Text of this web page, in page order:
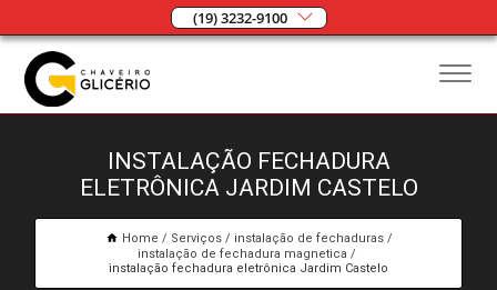
(19) 3232-9100
INSTALAÇÃO FECHADURA
ELETRÔNICA JARDIM CASTELO
Home Serviços
instalação de fechaduras
instalação de fechadura magnetica
instalação fechadura eletrônica Jardim Castelo